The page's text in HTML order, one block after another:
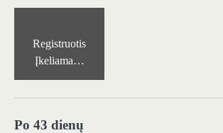
Registruotis
Įkeliama…
Po 43 dienų